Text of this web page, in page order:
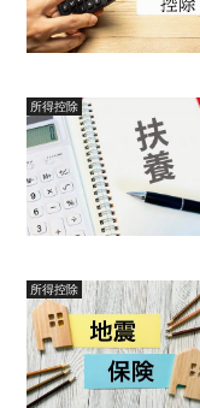
所得控除
所得控除